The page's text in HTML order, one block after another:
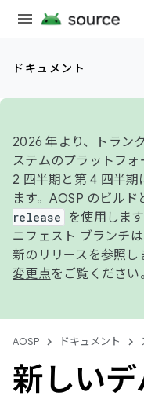
ドキュメント
2026 年より、トラン
ステムのプラットフ
2 四半期と第 4 四半期
ます。AOSP のビルド
release
を使用します
ニフェスト ブランチ
新のリリースを参照
変更点をご覧ください。
AOSP ドキュメント
新しい